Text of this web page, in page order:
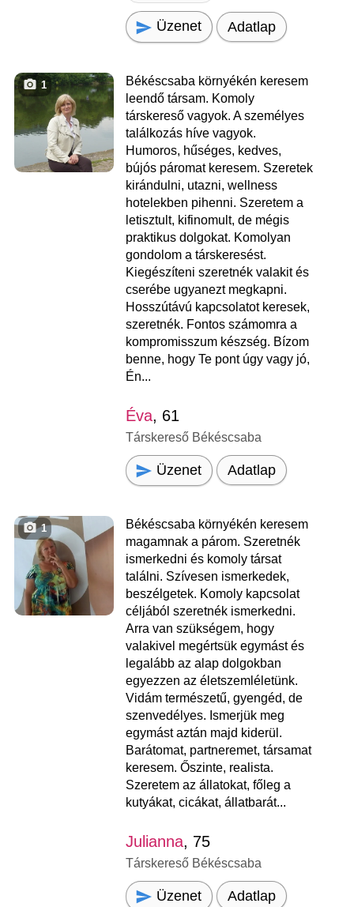
Üzenet Adatlap
1
Békéscsaba környékén keresem
leendő társam. Komoly
társkereső vagyok. A személyes
találkozás híve vagyok.
Humoros, hűséges, kedves,
bújós páromat keresem. Szeretek
kirándulni, utazni, wellness
hotelekben pihenni. Szeretem a
letisztult, kifinomult, de mégis
praktikus dolgokat. Komolyan
gondolom a társkeresést.
Kiegészíteni szeretnék valakit és
cserébe ugyanezt megkapni.
Hosszútávú kapcsolatot keresek,
szeretnék. Fontos számomra a
kompromisszum készség. Bízom
benne, hogy Te pont úgy vagy jó,
Én...
Éva, 61
Társkereső Békéscsaba
Üzenet Adatlap
1
Békéscsaba környékén keresem
magamnak a párom. Szeretnék
ismerkedni és komoly társat
találni. Szívesen ismerkedek,
beszélgetek. Komoly kapcsolat
céljából szeretnék ismerkedni.
Arra van szükségem, hogy
valakivel megértsük egymást és
legalább az alap dolgokban
egyezzen az életszemléletünk.
Vidám természetű, gyengéd, de
szenvedélyes. Ismerjük meg
egymást aztán majd kiderül.
Barátomat, partneremet, társamat
keresem. Őszinte, realista.
Szeretem az állatokat, főleg a
kutyákat, cicákat, állatbarát...
Julianna, 75
Társkereső Békéscsaba
Üzenet Adatlap